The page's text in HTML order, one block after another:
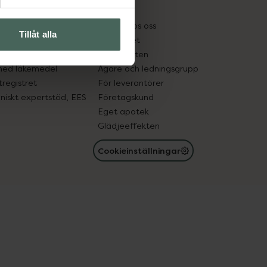
Tillåt alla
in gammal medicin
läkemedel
expertstöd, EES
Pressrum
Jobba hos oss
Hållbarhet
Samarbeten
Ägare och ledningsgrupp
För leverantörer
Företagskund
Eget apotek
Glädjeeffekten
Cookieinställningar